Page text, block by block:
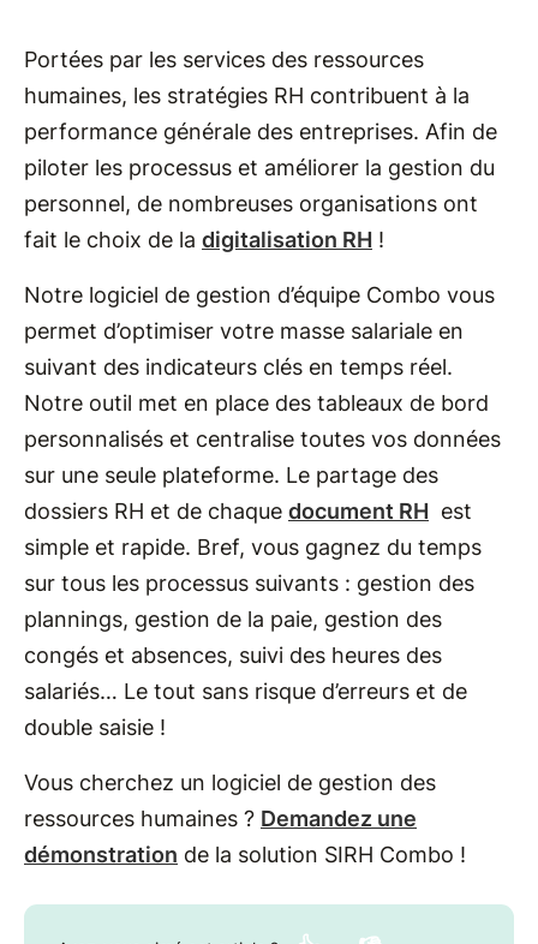
Portées par les services des ressources
humaines, les stratégies RH contribuent à la
performance générale des entreprises. Afin de
piloter les processus et améliorer la gestion du
personnel, de nombreuses organisations ont
fait le choix de la digitalisation RH !
Notre logiciel de gestion d’équipe Combo vous
permet d’optimiser votre masse salariale en
suivant des indicateurs clés en temps réel.
Notre outil met en place des tableaux de bord
personnalisés et centralise toutes vos données
sur une seule plateforme. Le partage des
dossiers RH et de chaque document RH est
simple et rapide. Bref, vous gagnez du temps
sur tous les processus suivants : gestion des
plannings, gestion de la paie, gestion des
congés et absences, suivi des heures des
salariés… Le tout sans risque d’erreurs et de
double saisie !
Vous cherchez un logiciel de gestion des
ressources humaines ? Demandez une
démonstration de la solution SIRH Combo !